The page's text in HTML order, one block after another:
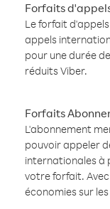
Forfaits
Le forfait
appels
pour une durée
réduits Viber.
Forfaits
L'abonnement
pouvoir appeler
internationales à
votre forfait.
économies sur